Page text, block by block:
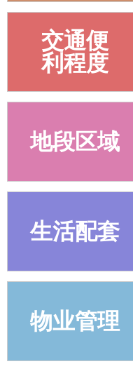
交通便
利程度
地段区域
生活配套
物业管理